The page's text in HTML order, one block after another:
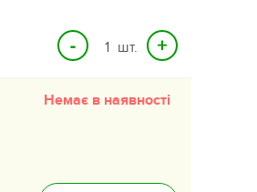
шт.
Немає в наявності